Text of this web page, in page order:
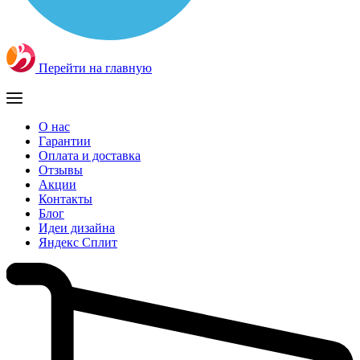
Перейти на главную
О нас
Гарантии
Оплата и доставка
Отзывы
Акции
Контакты
Блог
Идеи дизайна
Яндекс Сплит